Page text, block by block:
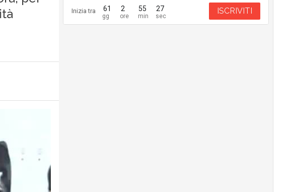
Inizia tra 61 2 55 26 ISCRIVITI